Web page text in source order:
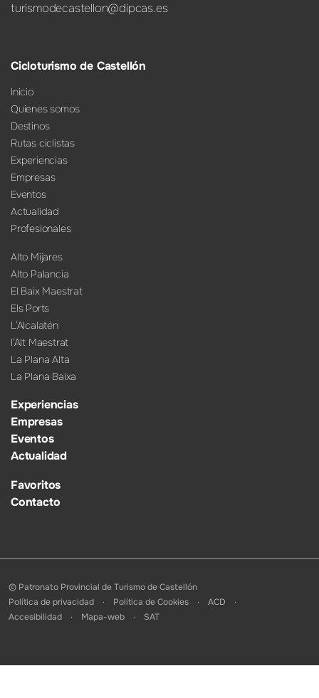
turismodecastellon@dipcas.es
Cicloturismo de Castellón
Inicio
Quienes somos
Destinos
Rutas ciclistas
Experiencias
Empresas
Eventos
Actualidad
Profesionales
Alto Mijares
Alto Palancia
El Baix Maestrat
Els Ports
L’Alcalatén
l’Alt Maestrat
La Plana Alta
La Plana Baixa
Experiencias
Empresas
Eventos
Actualidad
Favoritos
Contacto
© Patronato Provincial de Turismo de Castellón
Política de privacidad
Política de Cookies
ACD
Accesibilidad
Mapa-web SAT